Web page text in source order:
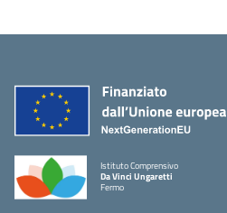
Istituto Comprensivo
Da Vinci Ungaretti
Fermo